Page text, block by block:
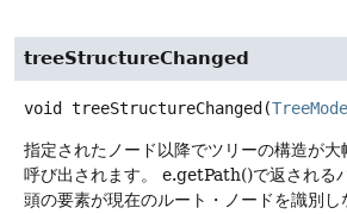
treeStructureChanged
void treeStructureChanged (
指定されたノード以降でツリーの構造が大
呼び出されます。
e.getPath()で返される
頭の要素が現在のルート・ノードを識別